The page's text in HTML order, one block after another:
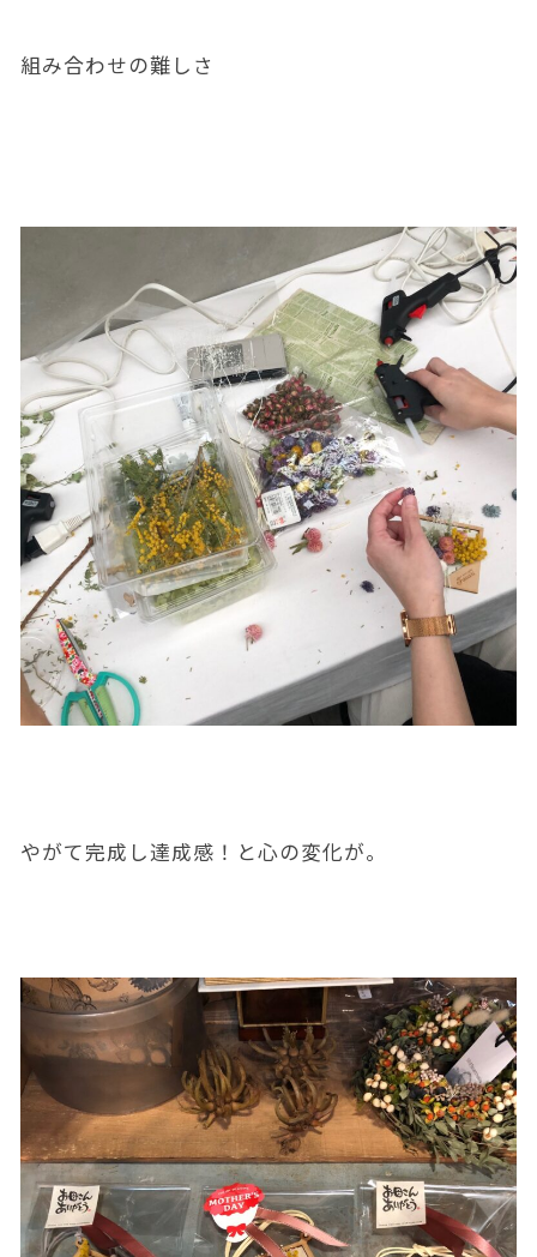
組み合わせの難しさ
やがて完成し達成感！と心の変化が。